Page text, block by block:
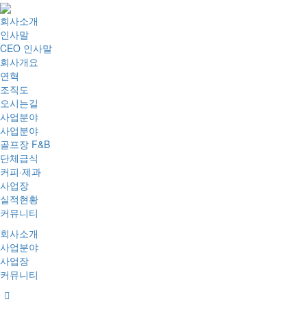
회사소개
인사말
CEO 인사말
회사개요
연혁
조직도
오시는길
사업분야
사업분야
골프장 F&B
단체급식
커피·제과
사업장
실적현황
커뮤니티
회사소개
사업분야
사업장
커뮤니티